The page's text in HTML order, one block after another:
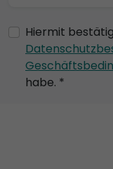
Hiermit
habe. *